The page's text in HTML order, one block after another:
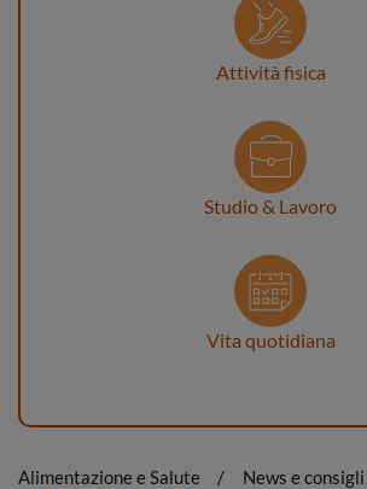
Attività fisica
Studio & Lavoro
Vita quotidiana
Alimentazione e Salute News e consigli